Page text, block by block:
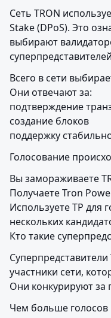
Сеть TRON
Stake (DPoS). Это
выбирают
Всего в сети
Они отвечают за:
подтверждение
создание блоков
поддержку
Голосование
Вы замораживаете
Получаете Tron
Используете TP для
нескольких
Кто такие
участники сети,
Они конкурируют за
Чем больше голосов